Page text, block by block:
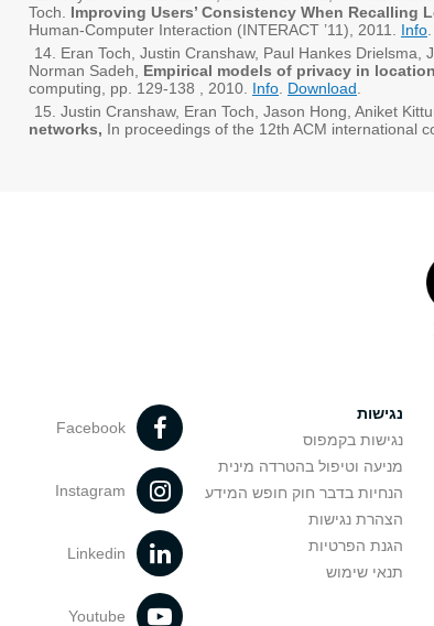
Toch. Improving Users’ Consistency When Recalling
Human-Computer Interaction (INTERACT ’11), 2011. Info
Eran Toch, Justin Cranshaw, Paul Hankes Drielsma,
Norman Sadeh, Empirical models of privacy in
computing, pp. 129-138 , 2010. Info Download
Justin Cranshaw, Eran Toch, Jason Hong, Aniket
networks, In proceedings of the 12th ACM international
נגישות
נגישות בקמפוס
מניעה וטיפול בהטרדה מינית
הנחיות בדבר חוק חופש המידע
הצהרת נגישות
הגנת הפרטיות
תנאי שימוש
Facebook
Instagram
Linkedin
Youtube